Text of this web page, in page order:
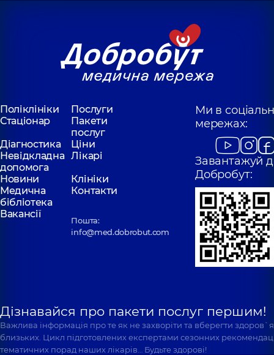
Поліклініки
Послуги
Стаціонар
Пакети
послуг
Діагностика
Ціни
Невідкладна
допомога
Лікарі
Новини
Клініки
Медична
бібліотека
Контакти
Вакансії
Пошта:
info@med.dobrobut.com
Ми в
мережах:
Завантажуй
Добробут:
Дізнавайся про пакети послуг першим!
Важлива інформація про те як не захворіти та вберегти
близьких. Цикл підготовлених експертами сезонних
тематичних порад наших лікарів… Будьте здорові!